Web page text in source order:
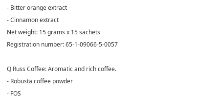
- Bitter orange extract
- Cinnamon extract
Net weight: 15 grams x 15 sachets
Registration number: 65-1-09066-5-0057
Q Russ Coffee: Aromatic and rich coffee.
- Robusta coffee powder
- FOS